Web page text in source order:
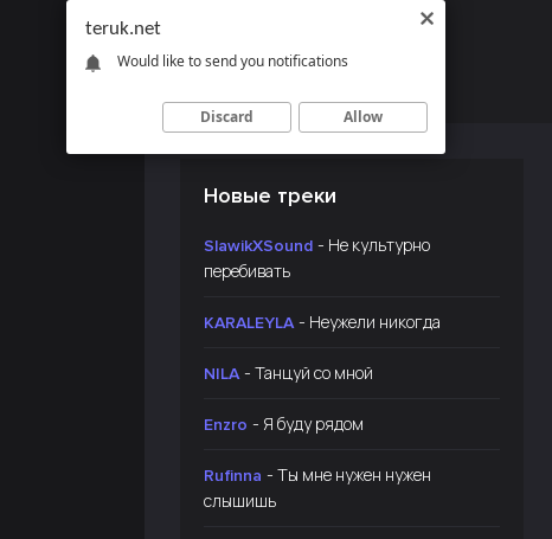
Новые треки
SlawikXSound - Не культурно
перебивать
KARALEYLA - Неужели никогда
NILA - Танцуй со мной
Enzro - Я буду рядом
Rufinna - Ты мне нужен нужен
слышишь
teruk.net
Would like to send you notifications
Discard Allow